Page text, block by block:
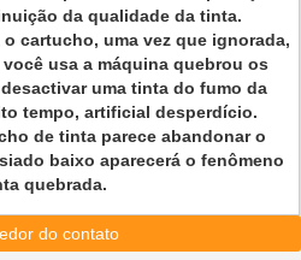
da qualidade da tinta.
cartucho, uma vez que ignorada,
usa a máquina quebrou os
uma tinta do fumo da
tempo, artificial desperdício.
de tinta parece abandonar o
baixo aparecerá o fenômeno
quebrada.
do contato